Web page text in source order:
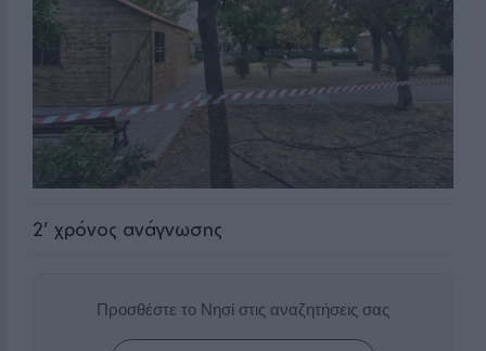
2' χρόνος ανάγνωσης
Προσθέστε το Νησί στις αναζητήσεις σας